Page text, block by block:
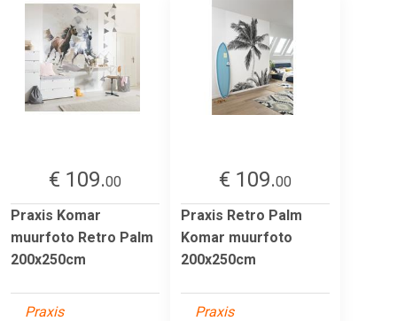
€ 109.00
Praxis Komar
muurfoto Retro Palm
200x250cm
Praxis
€ 109.00
Praxis Retro Palm
Komar muurfoto
200x250cm
Praxis